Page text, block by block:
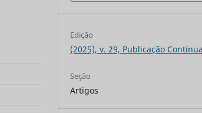
Edição
(2025), v. 29, Publicação Contínua
Seção
Artigos